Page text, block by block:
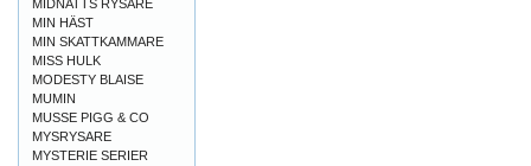
MIDNATTS RYSARE
MIN HÄST
MIN SKATTKAMMARE
MISS HULK
MODESTY BLAISE
MUMIN
MUSSE PIGG & CO
MYSRYSARE
MYSTERIE SERIER